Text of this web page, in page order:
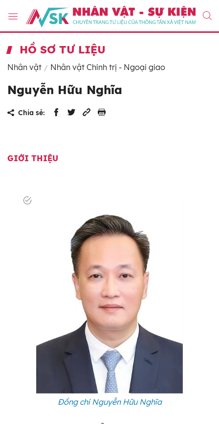
HỒ SƠ TƯ LIỆU
Nhân vật Nhân vật Chính trị - Ngoại giao
Nguyễn Hữu Nghĩa
Chia sẻ:
GIỚI THIỆU
Đồng chí Nguyễn Hữu Nghĩa